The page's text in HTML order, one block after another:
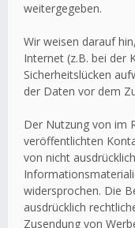
weitergegeben.
Wir weisen darauf
Internet (z.B. bei der
Sicherheitslücken
der Daten vor dem
Der Nutzung von im
veröffentlichten
von nicht
widersprochen. Die
ausdrücklich
Zusendung von